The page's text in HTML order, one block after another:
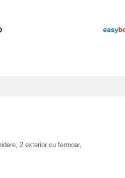
2 exterior cu fermoar,